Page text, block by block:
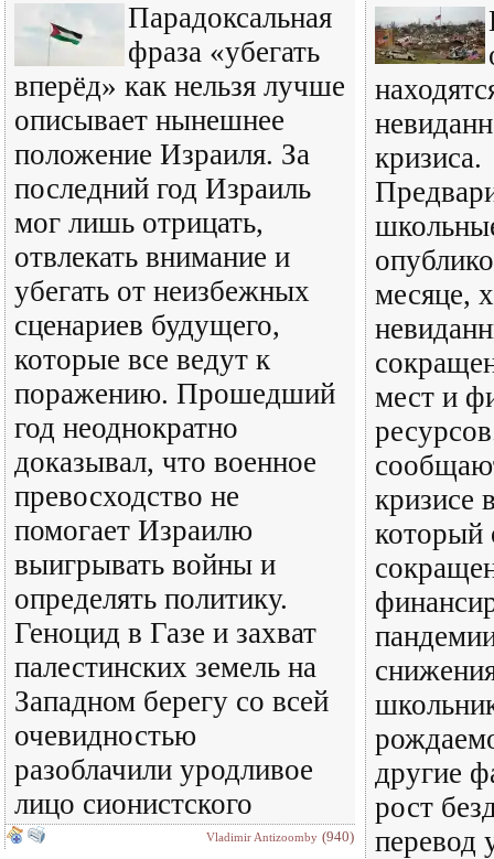
Парадоксальная
фраза «убегать
вперёд» как нельзя лучше
описывает нынешнее
положение Израиля. За
последний год Израиль
мог лишь отрицать,
отвлекать внимание и
убегать от неизбежных
сценариев будущего,
которые все ведут к
поражению. Прошедший
год неоднократно
доказывал, что военное
превосходство не
помогает Израилю
выигрывать войны и
определять политику.
Геноцид в Газе и захват
палестинских земель на
Западном берегу со всей
очевидностью
разоблачили уродливое
лицо сионистского
Vladimir Antizoomby (940)
кризиса.
месяце,
мест и
который
другие
рост
перевод